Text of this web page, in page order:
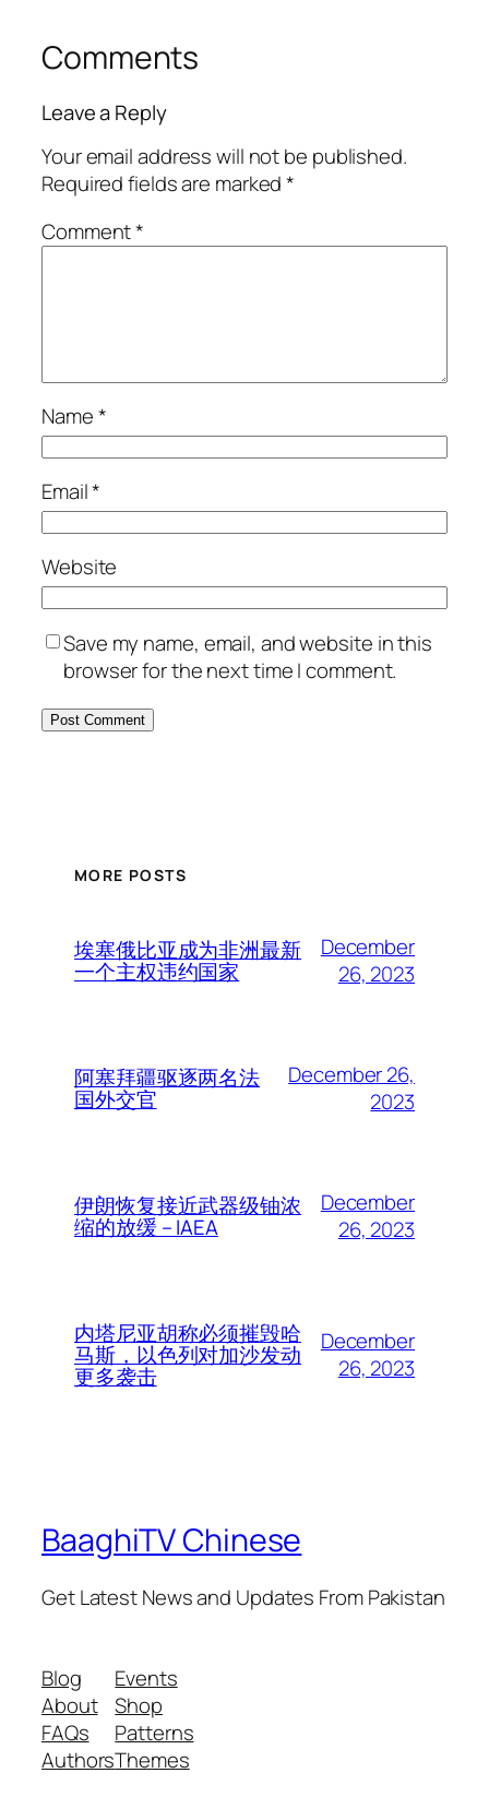
Comments
Leave a Reply
Your email address will not be published.
Required fields are marked*
Comment*
Name*
Email*
Website
Save my name, email, and website in this
browser for the next time I comment.
MORE POSTS
埃塞俄比亚成为非洲最新
一个主权违约国家
December
26, 2023
阿塞拜疆驱逐两名法
国外交官
December 26,
2023
伊朗恢复接近武器级铀浓
缩的放缓 – IAEA
December
26, 2023
内塔尼亚胡称必须摧毁哈
马斯，以色列对加沙发动
更多袭击
December
26, 2023
BaaghiTV Chinese
Get Latest News and Updates From Pakistan
Blog
About
FAQs
Authors
Events
Shop
Patterns
Themes